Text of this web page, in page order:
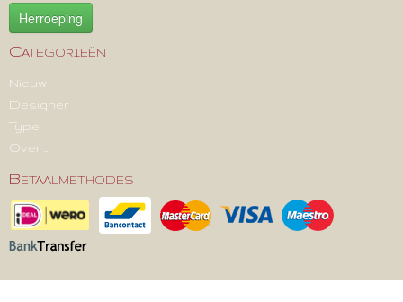
Herroeping
Categorieën
Nieuw
Designer
Type
Over ...
Betaalmethodes